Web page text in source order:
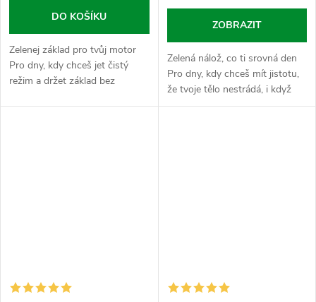
DO KOŠÍKU
Zelenej základ pro tvůj motor
Pro dny, kdy chceš jet čistý
režim a držet základ bez
ZOBRAZIT
Zelená nálož, co ti srovná den
Pro dny, kdy chceš mít jistotu,
že tvoje tělo nestrádá, i když
zrovna nestíháš hlídat každou